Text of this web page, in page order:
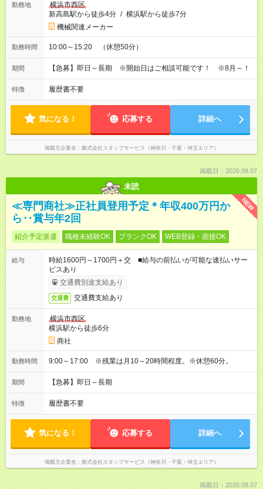
勤務地
横浜市西区
新高島駅から徒歩4分 / 横浜駅から徒歩7分
機械関連メーカー
勤務時間 10:00～15:20 （休憩50分）
期間 【急募】即日～長期 ※開始日はご相談可能です！ ※8月～！
特徴 履歴書不要
気になる！ 応募する 詳細へ
掲載元企業名 株式会社スタッフサービス（神奈川・千葉・埼玉エリア）
掲載日：2026.08.07
未読
NEW
≪専門商社≫正社員登用予定＊年収400万円か
ら‥賞与年2回
紹介予定派遣 職種未経験OK ブランクOK WEB登録・面接OK
給与
時給1600円～1700円＋交 ■給与の前払いが可能な速払いサー
ビスあり
交通費別途支給あり
交通費 交通費支給あり
勤務地
横浜市西区
横浜駅から徒歩6分
商社
勤務時間 9:00～17:00 ※残業は月10～20時間程度。※休憩60分。
期間 【急募】即日～長期
特徴 履歴書不要
気になる！ 応募する 詳細へ
掲載元企業名 株式会社スタッフサービス（神奈川・千葉・埼玉エリア）
掲載日：2026.08.07